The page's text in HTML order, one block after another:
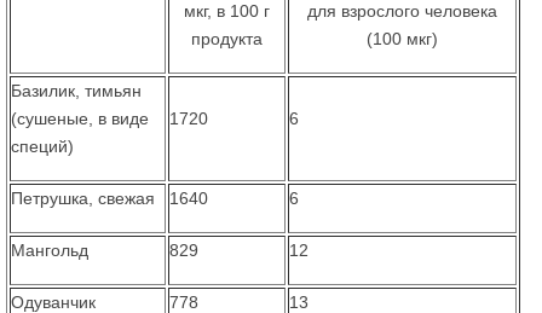
мкг, в 100 г
продукта
для взрослого человека
(100 мкг)
Базилик, тимьян
(сушеные, в виде
специй)
1720 6
Петрушка, свежая 1640 6
Мангольд 829 12
Одуванчик 778 13